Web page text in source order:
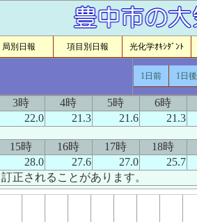
局別日報 項目別日報 光化学ｵｷｼﾀﾞﾝﾄ
1日前 1日後
3時 4時 5時 6時
22.0 21.3 21.6 21.3
15時 16時 17時 18時
28.0 27.6 27.0 25.7
正されることがあります。